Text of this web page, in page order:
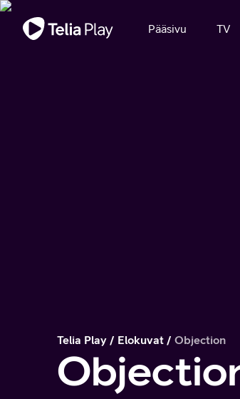
Tärkeä viesti
Pääsivu TV
Telia Play Elokuvat Objection